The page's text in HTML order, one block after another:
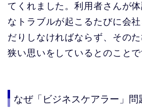
てくれました。利用者さんが
なトラブルが起こるたびに会
だりしなければならず、その
狭い思いをしているとのことで
なぜ「ビジネスケアラー」問